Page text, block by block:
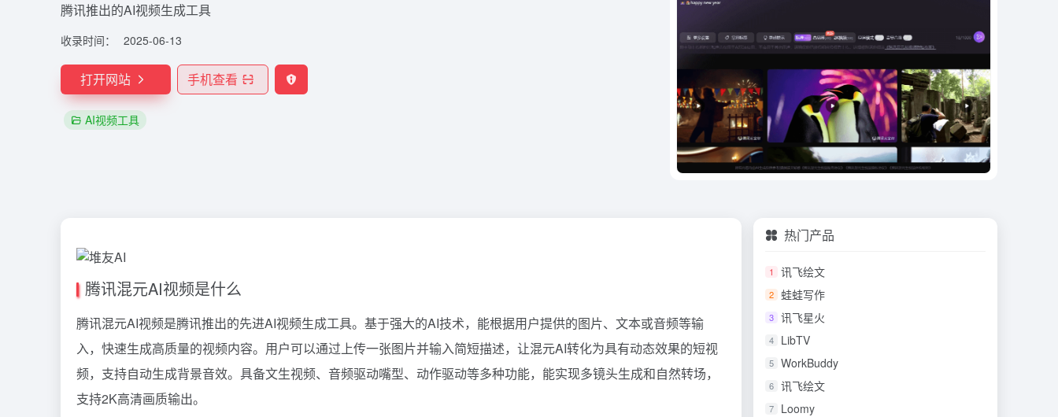
腾讯推出的AI视频生成工具
收录时间： 2025-06-13
打开网站 手机查看
AI视频工具
腾讯混元AI视频是什么
腾讯混元AI视频是腾讯推出的先进AI视频生成工具。基于强大的AI技术，能根据用户提供的图片、文本或音频等输
入，快速生成高质量的视频内容。用户可以通过上传一张图片并输入简短描述，让混元AI转化为具有动态效果的短视
频，支持自动生成背景音效。具备文生视频、音频驱动嘴型、动作驱动等多种功能，能实现多镜头生成和自然转场，
支持2K高清画质输出。
热门产品
1 讯飞绘文
2 蛙蛙写作
3 讯飞星火
4 LibTV
5 WorkBuddy
6 讯飞绘文
7 Loomy